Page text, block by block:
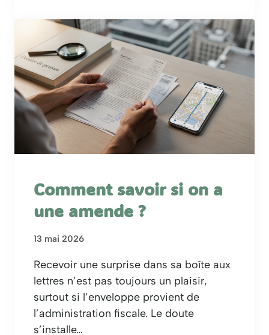
Comment savoir si on a
une amende ?
13 mai 2026
Recevoir une surprise dans sa boîte aux
lettres n’est pas toujours un plaisir,
surtout si l’enveloppe provient de
l’administration fiscale. Le doute
s’installe…